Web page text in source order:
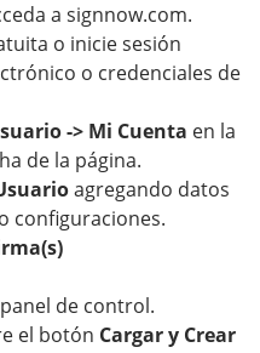
a signnow.com.
o inicie sesión
o credenciales de
-> Mi Cuenta en la
de la página.
agregando datos
configuraciones.
de control.
el botón Cargar y Crear